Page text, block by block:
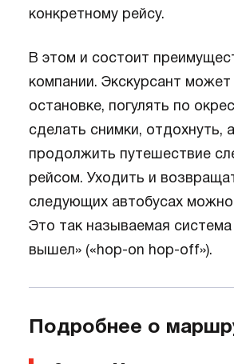
конкретному рейсу.
В этом и состоит
компании. Экскурсант
остановке, погулять по
сделать снимки, отдохнуть,
продолжить путешествие
рейсом. Уходить и
следующих автобусах можно
Это так называемая
вышел» («hop-on hop-off»).
Подробнее о